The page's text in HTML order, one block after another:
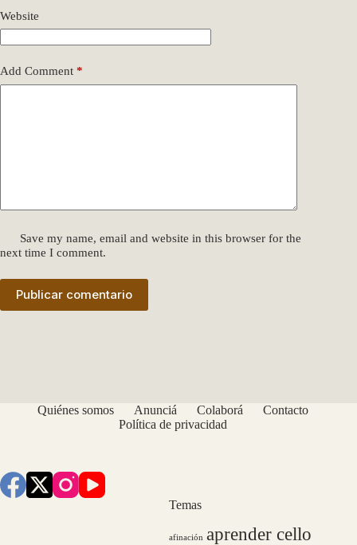
Website
Add Comment *
Save my name, email and website in this browser for the
next time I comment.
Publicar comentario
Quiénes somos Anunciá Colaborá
Contacto
Política de privacidad
Temas
afinación aprender cello